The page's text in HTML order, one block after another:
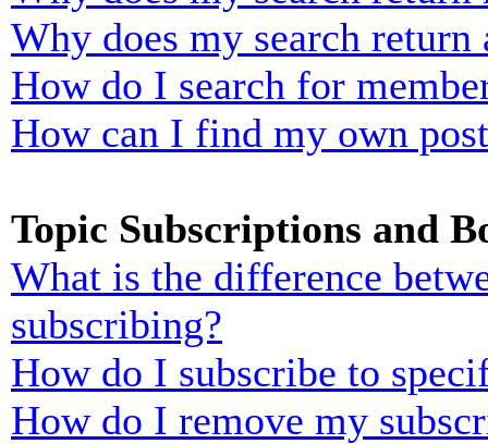
Why does my search return
How do I search for
How can I find my own
Topic Subscriptions and
What is the difference
subscribing?
How do I subscribe to
How do I remove my